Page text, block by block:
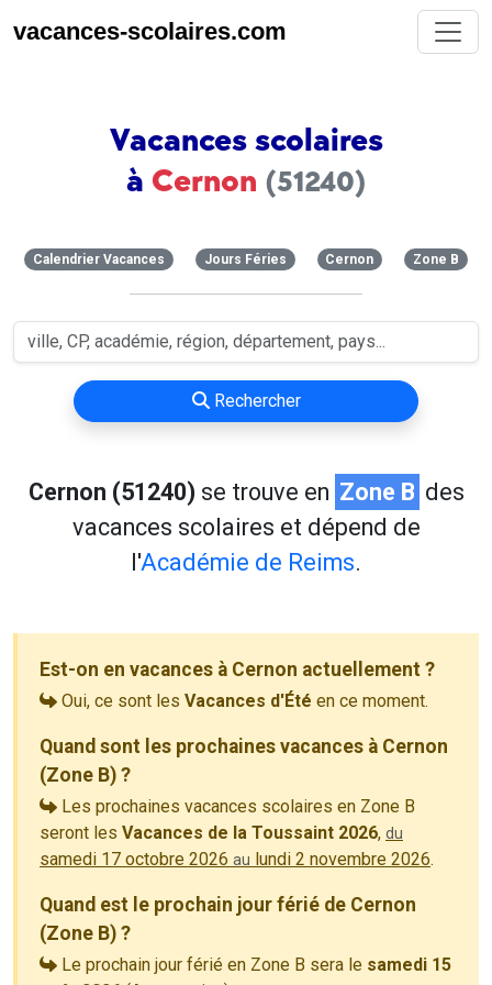
vacances-scolaires.com
Vacances scolaires
à Cernon (51240)
Calendrier Vacances Jours Féries Cernon Zone B
Rechercher
Cernon (51240) se trouve en Zone B des
vacances scolaires et dépend de
l'Académie de Reims.
Est-on en vacances à Cernon actuellement ?
Oui, ce sont les Vacances d'Été en ce moment.
Quand sont les prochaines vacances à Cernon
(Zone B) ?
Les prochaines vacances scolaires en Zone B
seront les Vacances de la Toussaint 2026, du
samedi 17 octobre 2026 au lundi 2 novembre 2026.
Quand est le prochain jour férié de Cernon
(Zone B) ?
Le prochain jour férié en Zone B sera le samedi 15